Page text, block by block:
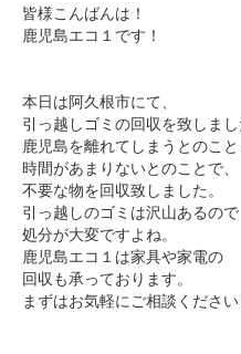
皆様こんばんは！
鹿児島エコ１です！
本日は阿久根市にて、
引っ越しゴミの回収を致しまし
鹿児島を離れてしまうとのこと
時間があまりないとのことで、
不要な物を回収致しました。
引っ越しのゴミは沢山あるので
処分が大変ですよね。
鹿児島エコ１は家具や家電の
回収も承っております。
まずはお気軽にご相談ください